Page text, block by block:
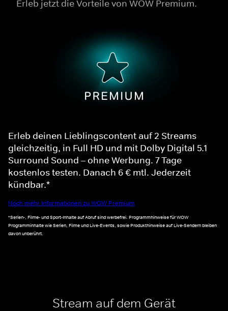
Erleb jetzt die Vorteile von WOW Premium.
Erleb deinen Lieblingscontent auf 2 Streams
gleichzeitig, in Full HD und mit Dolby Digital 5.1
Surround Sound – ohne Werbung. 7 Tage
kostenlos testen. Danach 6 € mtl. Jederzeit
kündbar.*
Noch mehr Informationen zu WOW Premium
*Serien-, Filme- und Sport-Inhalte auf Abruf sind werbefrei. Programmhinweise für WOW
Programminhalte wie Serien, Filme und Live-Events, sowie Produkthinweise auf Live-Sendern bleiben
davon unberührt.
Stream auf dem Gerät